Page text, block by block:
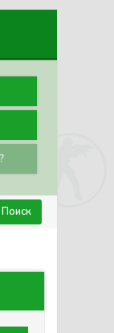
Поиск